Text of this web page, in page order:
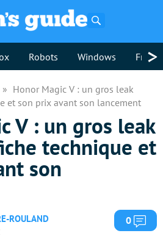
Robots Windows >
Honor Magic V : un gros leak
et son prix avant son lancement
V : un gros leak
technique et
son
ROULAND
0